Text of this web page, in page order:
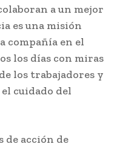
a un mejor
es una misión
compañía en el
los días con miras
los trabajadores y
cuidado del
de acción de